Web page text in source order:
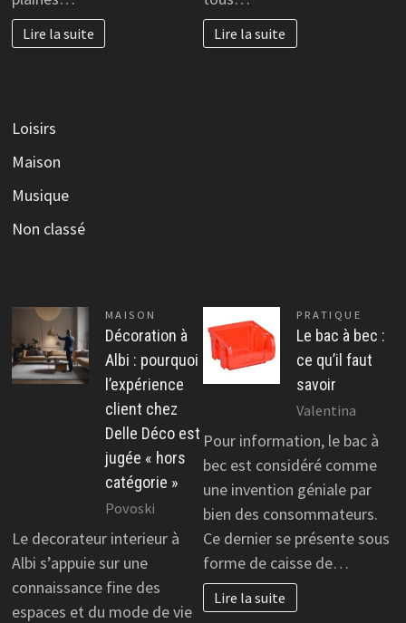
Lire la suite Lire la suite
Loisirs
Maison
Musique
Non classé
MAISON
Décoration à
Albi : pourquoi
l’expérience
client chez
Delle Déco est
jugée « hors
catégorie »
Povoski
Le decorateur interieur à
Albi s’appuie sur une
connaissance fine des
espaces et du mode de vie
PRATIQUE
Le bac à bec :
ce qu’il faut
savoir
Valentina
Pour information, le bac à
bec est considéré comme
une invention géniale par
bien des consommateurs.
Ce dernier se présente sous
forme de caisse de…
Lire la suite